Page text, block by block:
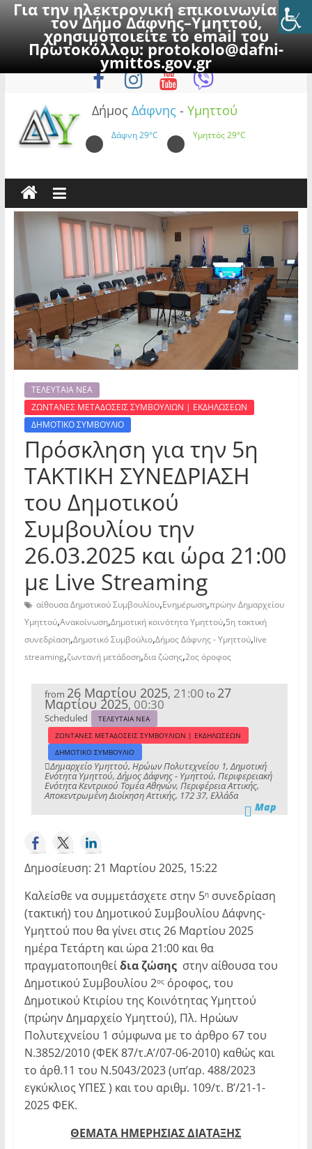
Για την ηλεκτρονική επικοινωνία με
τον Δήμο Δάφνης–Υμηττού,
χρησιμοποιείτε το email του
Πρωτοκόλλου:protokolo@dafni-
ymittos.gov.gr
to
Παρασκευή, 7 Αυγούστου 2026
Δήμος Δάφνης - Υμηττού
Δάφνη29°C Υμηττός29°C
ΤΕΛΕΥΤΑΙΑ ΝΕΑ
ΖΩΝΤΑΝΕΣ ΜΕΤΑΔΟΣΕΙΣ ΣΥΜΒΟΥΛΙΩΝ | ΕΚΔΗΛΩΣΕΩΝ
ΔΗΜΟΤΙΚΟ ΣΥΜΒΟΥΛΙΟ
Πρόσκληση για την 5η
ΤΑΚΤΙΚΗ ΣΥΝΕΔΡΙΑΣΗ
του Δημοτικού
Συμβουλίου την
26.03.2025 και ώρα 21:00
με Live Streaming
αίθουσα Δημοτικού Συμβουλίου,Ενημέρωση,πρώην Δημαρχείου
Υμηττού,Ανακοίνωση,Δημοτική κοινότητα Υμηττού,5η τακτική
συνεδρίαση,Δημοτικό Συμβούλιο,Δήμος Δάφνης - Υμηττού,live
streaming,ζωντανή μετάδοση,δια ζώσης,2ος όροφος
from 26 Μαρτίου 2025, 21:00 to 27
Μαρτίου 2025, 00:30
Scheduled
ΤΕΛΕΥΤΑΙΑ ΝΕΑ
ΖΩΝΤΑΝΕΣ ΜΕΤΑΔΟΣΕΙΣ ΣΥΜΒΟΥΛΙΩΝ | ΕΚΔΗΛΩΣΕΩΝ
ΔΗΜΟΤΙΚΟ ΣΥΜΒΟΥΛΙΟ
Δημαρχείο Υμηττού, Ηρώων Πολυτεχνείου 1, Δημοτική
Ενότητα Υμηττού, Δήμος Δάφνης - Υμηττού, Περιφερειακή
Ενότητα Κεντρικού Τομέα Αθηνών, Περιφέρεια Αττικής,
Αποκεντρωμένη Διοίκηση Αττικής, 172 37, Ελλάδα
Map
Δημοσίευση: 21 Μαρτίου 2025, 15:22
Καλείσθε να συμμετάσχετε στην 5ησυνεδρίαση
(τακτική) του Δημοτικού Συμβουλίου Δάφνης-
Υμηττού που θα γίνει στις 26 Μαρτίου 2025
ημέρα Τετάρτη και ώρα 21:00 και θα
πραγματοποιηθείδια ζώσηςστην αίθουσα του
Δημοτικού Συμβουλίου 2οςόροφος, του
Δημοτικού Κτιρίου της Κοινότητας Υμηττού
(πρώην Δημαρχείο Υμηττού), Πλ. Ηρώων
Πολυτεχνείου 1 σύμφωνα με το άρθρο 67 του
Ν.3852/2010 (ΦΕΚ 87/τ.Α’/07-06-2010) καθώς και
το άρθ.11 του Ν.5043/2023 (υπ’αρ. 488/2023
εγκύκλιος ΥΠΕΣ ) και του αριθμ. 109/τ. Β’/21-1-
2025 ΦΕΚ.
ΘΕΜΑΤΑ ΗΜΕΡΗΣΙΑΣ ΔΙΑΤΑΞΗΣ